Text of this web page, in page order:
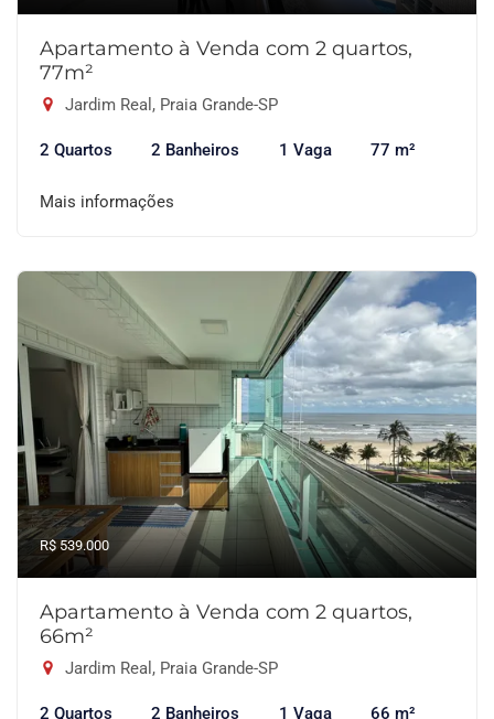
Apartamento à Venda com 2 quartos,
77m²
Jardim Real, Praia Grande-SP
2 Quartos 2 Banheiros 1 Vaga 77 m²
Mais informações
R$ 539.000
Apartamento à Venda com 2 quartos,
66m²
Jardim Real, Praia Grande-SP
2 Quartos 2 Banheiros 1 Vaga 66 m²